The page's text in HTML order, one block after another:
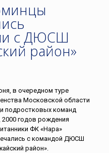
с ДЮСШ
район»
в очередном туре
Московской области
подростковых команд
2000 годов рождения
ФК «Нара»
с командой ДЮСШ
район».